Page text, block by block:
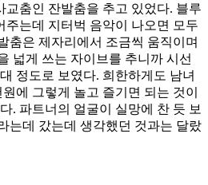
교춤인 잔발춤을 추고 있었다. 블루
주는데 지터벅 음악이 나오면 모두
춤은 제자리에서 조금씩 움직이며
넓게 쓰는 자이브를 추니까 시선
정도로 보였다. 희한하게도 남녀
에 그렇게 놀고 즐기면 되는 것이
. 파트너의 얼굴이 실망에 찬 듯 보
는데 갔는데 생각했던 것과는 달랐